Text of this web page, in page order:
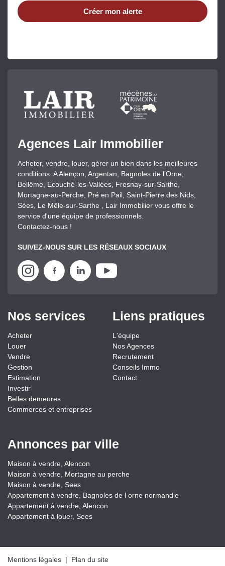
Créer mon alerte
Agences Lair Immobilier
Acheter, vendre, louer, gérer un bien dans les meilleures
conditions. A Alençon, Argentan, Bagnoles de l'Orne,
Bellême, Ecouché-les-Vallées, Fresnay-sur-Sarthe,
Mortagne-au-Perche, Pré en Pail, Saint-Pierre des Nids,
Sées, Le Mêle-sur-Sarthe , Lair Immobilier vous offre le
service d'une équipe de professionnels.
Contactez-nous !
SUIVEZ-NOUS SUR LES RÉSEAUX SOCIAUX
Nos services
Acheter
Louer
Vendre
Gestion
Estimation
Investir
Belles demeures
Commerces et entreprises
Liens pratiques
L'équipe
Nos Agences
Recrutement
Conseils Immo
Contact
Annonces par ville
Maison à vendre, Alencon
Maison à vendre, Mortagne au perche
Maison à vendre, Sees
Appartement à vendre, Bagnoles de l orne normandie
Appartement à vendre, Alencon
Appartement à louer, Sees
Mentions légales | Plan du site